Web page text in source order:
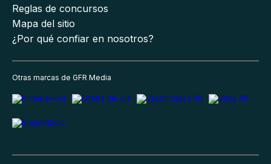
Reglas de concursos
Mapa del sitio
¿Por qué confiar en nosotros?
Otras marcas de GFR Media